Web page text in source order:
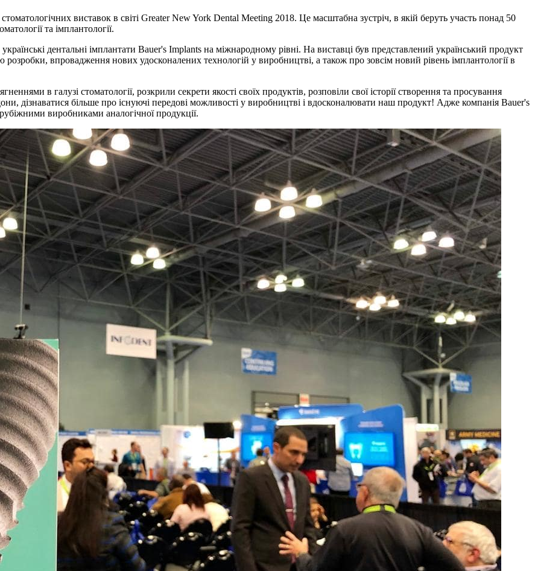
виставок в світі Greater New York Dental Meeting 2018. Це масштабна зустріч, в якій беруть участь понад 50
та імплантології.
дентальні імплантати Bauer's Implants на міжнародному рівні. На виставці був представлений український продукт
розробки, впровадження нових удосконалених технологій у виробництві, а також про зовсім новий рівень імплантології в
в галузі стоматології, розкрили секрети якості своїх продуктів, розповіли свої історії створення та просування
дізнаватися більше про існуючі передові можливості у виробництві і вдосконалювати наш продукт! Адже компанія Bauer's
виробниками аналогічної продукції.